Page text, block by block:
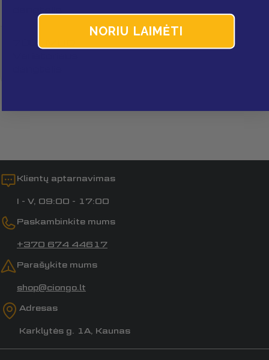
Laukai, pažymėti *, yra privalomi.
700L MUD
Klientų aptarnavimas
I - V, 09:00 - 17:00
Paskambinkite mums
+370 674 44617
Parašykite mums
shop@ciongo.lt
Adresas
Karklytės g. 1A, Kaunas
NORIU LAIMĖTI